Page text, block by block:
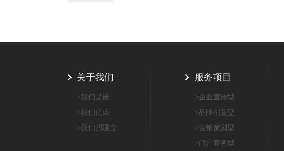
关于我们
>我们是谁
>我们优势
>我们的理念
服务项目
>企业宣传型
>品牌创意型
>营销策划型
>门户商务型